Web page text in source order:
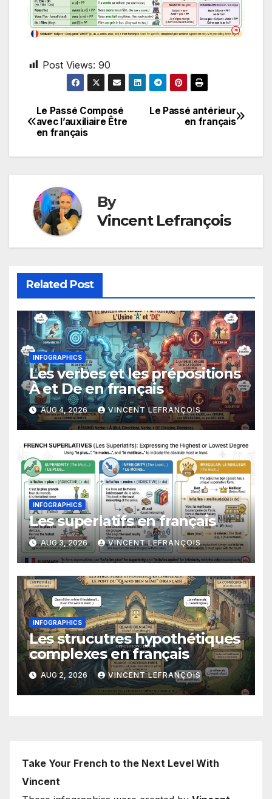
Post Views: 90
Post
navigation
Le Passé antérieur
en français
Le Passé Composé
avec l’auxiliaire Être
en français
By
Vincent Lefrançois
Related Post
INFOGRAPHICS
Les verbes et les prépositions
À et De en français
AUG 4, 2026 VINCENT LEFRANÇOIS
INFOGRAPHICS
Les superlatifs en français
AUG 3, 2026 VINCENT LEFRANÇOIS
INFOGRAPHICS
Les strucutres hypothétiques
complexes en français
AUG 2, 2026 VINCENT LEFRANÇOIS
Take Your French to the Next Level With
Vincent